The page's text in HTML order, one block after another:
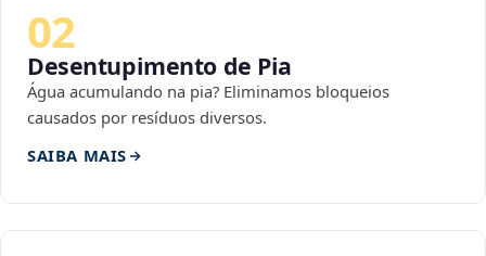
02
Desentupimento de Pia
Água acumulando na pia? Eliminamos bloqueios
causados por resíduos diversos.
SAIBA MAIS